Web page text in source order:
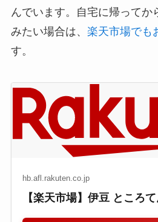
んでいます。自宅に帰ってか
みたい場合は、 楽天市場でも
す。
hb.afl.rakuten.co.jp
【楽天市場】伊豆 ところ